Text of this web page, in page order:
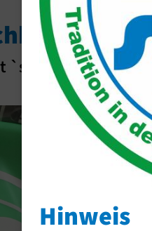
`s zum Doc
Hinweis